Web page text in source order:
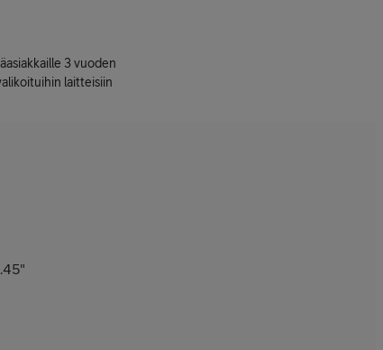
3 vuoden
laitteisiin